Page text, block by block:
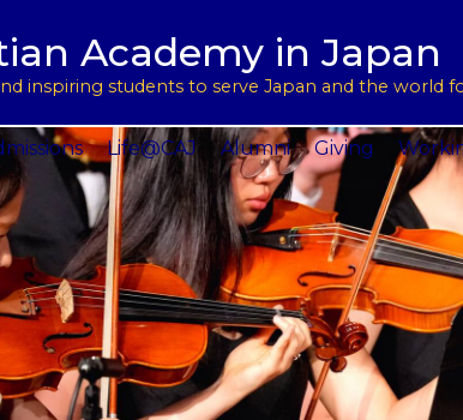
Academy in Japan
inspiring students to serve Japan and the world
Service
Life@CAJ
Alumni
Giving